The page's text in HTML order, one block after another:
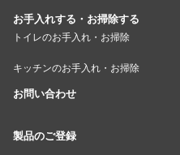
お手入れする・お掃除する
トイレのお手入れ・お掃除
キッチンのお手入れ・お掃除
お問い合わせ
製品のご登録